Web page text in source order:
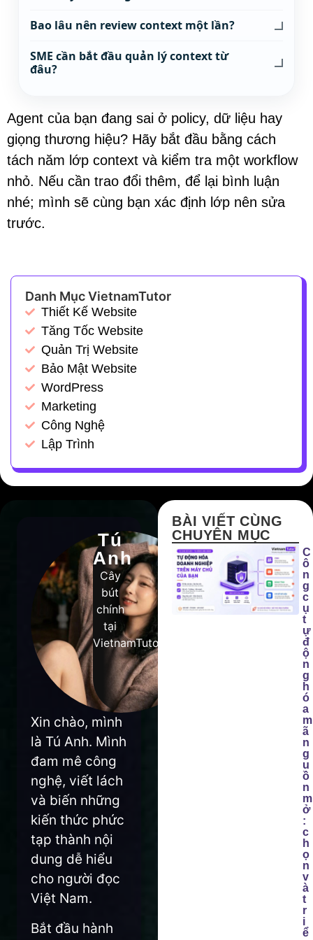
Bao lâu nên review context một lần?
SME cần bắt đầu quản lý context từ
đâu?
Agent của bạn đang sai ở policy, dữ liệu hay
giọng thương hiệu? Hãy bắt đầu bằng cách
tách năm lớp context và kiểm tra một workflow
nhỏ. Nếu cần trao đổi thêm, để lại bình luận
nhé; mình sẽ cùng bạn xác định lớp nên sửa
trước.
Danh Mục VietnamTutor
Thiết Kế Website
Tăng Tốc Website
Quản Trị Website
Bảo Mật Website
WordPress
Marketing
Công Nghệ
Lập Trình
Tú
Anh
Cây
bút
chính
tại
VietnamTutor
Xin chào, mình
là Tú Anh. Mình
đam mê công
nghệ, viết lách
và biến những
kiến thức phức
tạp thành nội
dung dễ hiểu
cho người đọc
Việt Nam.
Bắt đầu hành
BÀI VIẾT CÙNG
CHUYÊN MỤC
C
ô
n
g
c
ụ
t
ự
đ
ộ
n
g
h
ó
a
m
ã
n
g
u
ồ
n
m
ở
:
c
h
ọ
n
v
à
t
r
i
ể